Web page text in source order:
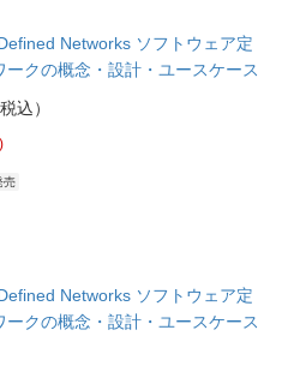
Networks ソフトウェア定
ークの概念・設計・ユースケース
込）
売
Networks ソフトウェア定
ークの概念・設計・ユースケース